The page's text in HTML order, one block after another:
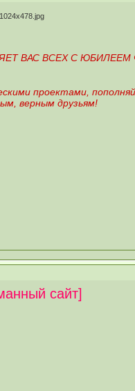
ВАС ВСЕХ С ЮБИЛЕЕМ
проектами,
верным друзьям!
сайт]